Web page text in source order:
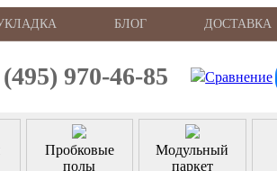
БЛОГ ДОСТАВКА
970-46-85
Пробковые
полы
Модульный
паркет